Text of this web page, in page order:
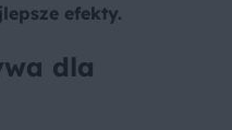
efekty.
dla